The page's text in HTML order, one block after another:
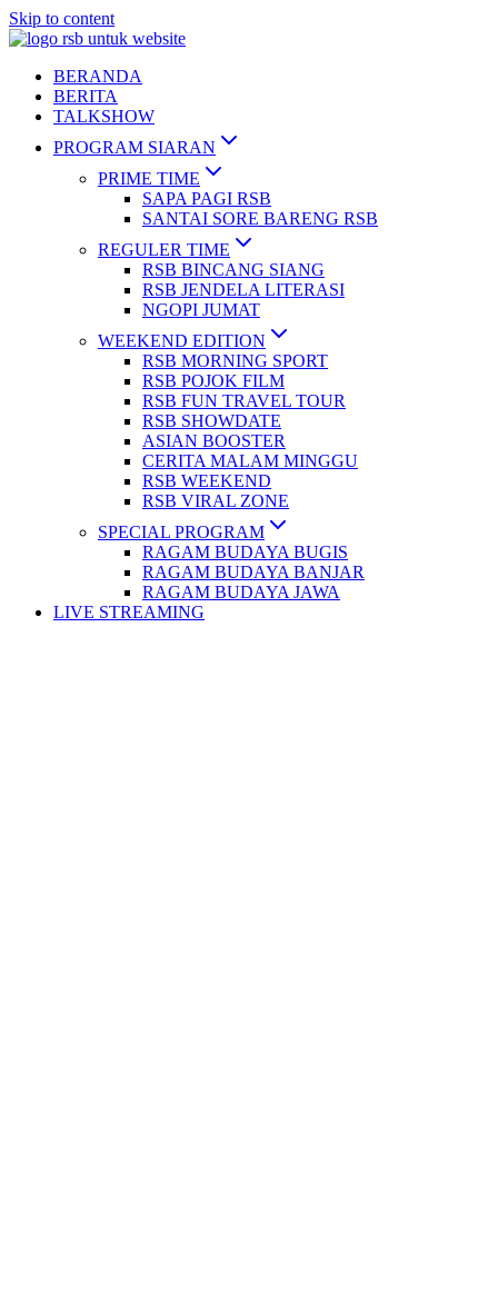
Skip to content
BERANDA
BERITA
TALKSHOW
PROGRAM SIARAN
PRIME TIME
SAPA PAGI RSB
SANTAI SORE BARENG RSB
REGULER TIME
RSB BINCANG SIANG
RSB JENDELA LITERASI
NGOPI JUMAT
WEEKEND EDITION
RSB MORNING SPORT
RSB POJOK FILM
RSB FUN TRAVEL TOUR
RSB SHOWDATE
ASIAN BOOSTER
CERITA MALAM MINGGU
RSB WEEKEND
RSB VIRAL ZONE
SPECIAL PROGRAM
RAGAM BUDAYA BUGIS
RAGAM BUDAYA BANJAR
RAGAM BUDAYA JAWA
LIVE STREAMING